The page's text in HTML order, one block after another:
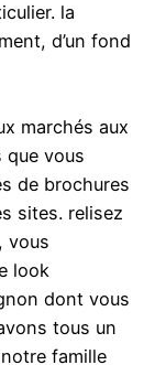
la
d’un fond
marchés aux
que vous
de brochures
sites. relisez
vous
look
dont vous
tous un
famille